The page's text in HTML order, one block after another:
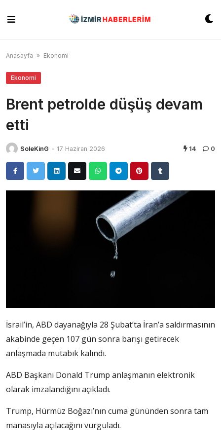
content
Anasayfa » Ekonomi
Ekonomi
Brent petrolde düşüş devam
etti
SoleKinG - 17 Haziran 2026 14 0
İsrail’in, ABD dayanağıyla 28 Şubat’ta İran’a saldırmasının
akabinde geçen 107 gün sonra barışı getirecek
anlaşmada mutabık kalındı.
ABD Başkanı Donald Trump anlaşmanın elektronik
olarak imzalandığını açıkladı.
Trump, Hürmüz Boğazı’nın cuma gününden sonra tam
manasıyla açılacağını vurguladı.